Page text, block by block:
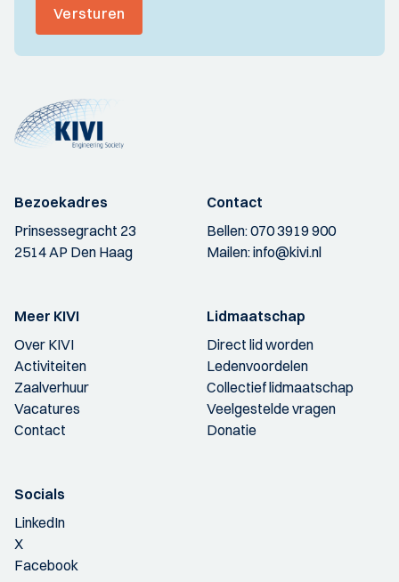
Versturen
Bezoekadres
Prinsessegracht 23
2514 AP Den Haag
Contact
Bellen:070 3919 900
Mailen:info@kivi.nl
Meer KIVI
Over KIVI
Activiteiten
Zaalverhuur
Vacatures
Contact
Lidmaatschap
Direct lid worden
Ledenvoordelen
Collectief lidmaatschap
Veelgestelde vragen
Donatie
Socials
LinkedIn
X
Facebook